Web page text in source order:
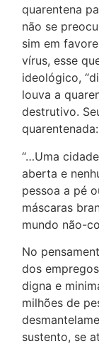
quarentena
não se
sim em
vírus, esse
ideológico,
louva a
destrutivo.
quarentenada:
“…Uma
aberta e
pessoa a pé
máscaras
mundo não-
No
dos
digna e
milhões de
sustento, se